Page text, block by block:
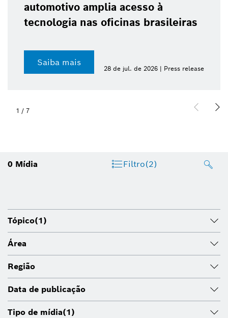
automotivo amplia acesso à
tecnologia nas oficinas brasileiras
Saiba mais
28 de jul. de 2026 | Press release
1 / 7
0 Mídia Filtro(2)
Tópico(1)
Área
Região
Data de publicação
Tipo de mídia(1)